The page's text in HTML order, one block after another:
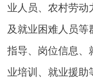
业人员、农村劳动
及就业困难人员等
指导、岗位信息、
业培训、就业援助